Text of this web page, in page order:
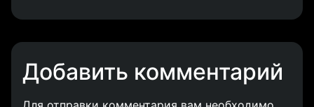
Добавить комментарий